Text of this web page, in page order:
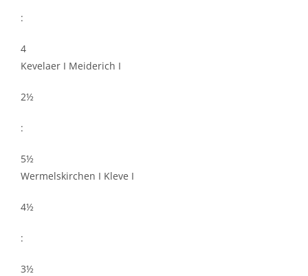
:
4
Kevelaer I Meiderich I
2½
:
5½
Wermelskirchen I Kleve I
4½
:
3½